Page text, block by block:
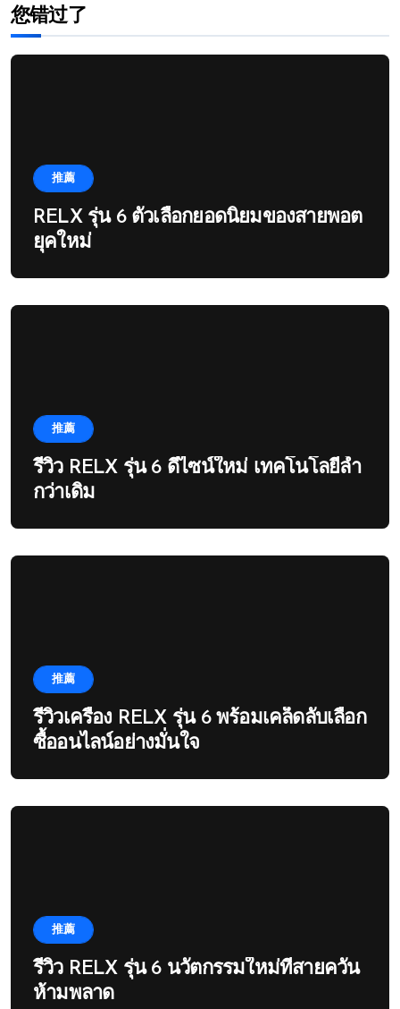
您错过了
推薦
RELX รุ่น 6 ตัวเลือกยอดนิยมของสายพอต
ยุคใหม่
推薦
รีวิว RELX รุ่น 6 ดีไซน์ใหม่ เทคโนโลยีล้ำ
กว่าเดิม
推薦
รีวิวเครื่อง RELX รุ่น 6 พร้อมเคล็ดลับเลือก
ซื้ออนไลน์อย่างมั่นใจ
推薦
รีวิว RELX รุ่น 6 นวัตกรรมใหม่ที่สายควัน
ห้ามพลาด